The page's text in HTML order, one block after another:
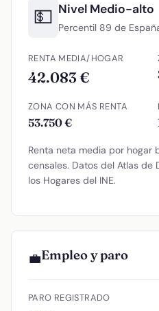
💵 Nivel Medio-alto
Percentil 89 de
RENTA MEDIA/HOGAR
42.083 €
ZONA CON MÁS RENTA
53.750 €
Renta neta media por hogar
censales. Datos del Atlas de
los Hogares del INE.
💼Empleo y paro
PARO REGISTRADO